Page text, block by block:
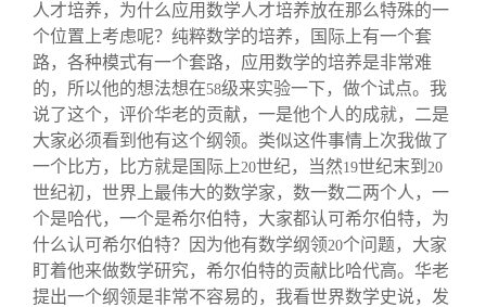
人才培养，为什么应用数学人才培养放在那么特殊的一
个位置上考虑呢？纯粹数学的培养，国际上有一个套
路，各种模式有一个套路，应用数学的培养是非常难
的，所以他的想法想在58级来实验一下，做个试点。我
说了这个，评价华老的贡献，一是他个人的成就，二是
大家必须看到他有这个纲领。类似这件事情上次我做了
一个比方，比方就是国际上20世纪，当然19世纪末到 20
世纪初，世界上最伟大的数学家，数一数二两个人，一
个是哈代，一个是希尔伯特，大家都认可希尔伯特，为
什么认可希尔伯特？因为他有数学纲领20个问题，大家
盯着他来做数学研究，希尔伯特的贡献比哈代高。华老
提出一个纲领是非常不容易的，我看世界数学史说，发